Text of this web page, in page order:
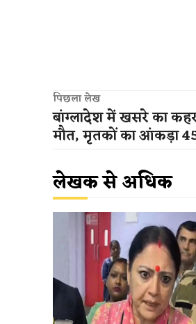
पिछला लेख
बांग्लादेश में खसरे का
मौत, मृतकों का आंकड़ा
लेखक से अधिक